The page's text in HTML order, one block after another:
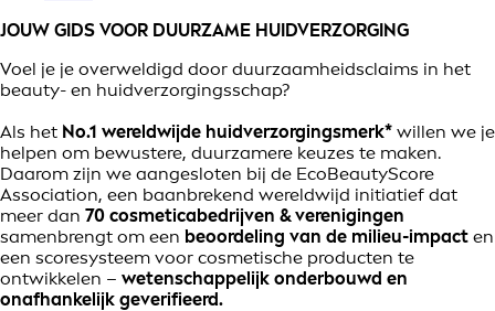
JOUW GIDS VOOR DUURZAME HUIDVERZORGING
Voel je je overweldigd door duurzaamheidsclaims in het
beauty- en huidverzorgingsschap?
Als het No.1 wereldwijde huidverzorgingsmerk* willen we je
helpen om bewustere, duurzamere keuzes te maken.
Daarom zijn we aangesloten bij de EcoBeautyScore
Association, een baanbrekend wereldwijd initiatief dat
meer dan 70 cosmeticabedrijven & verenigingen
samenbrengt om een beoordeling van de milieu-impact en
een scoresysteem voor cosmetische producten te
ontwikkelen – wetenschappelijk onderbouwd en
onafhankelijk geverifieerd.